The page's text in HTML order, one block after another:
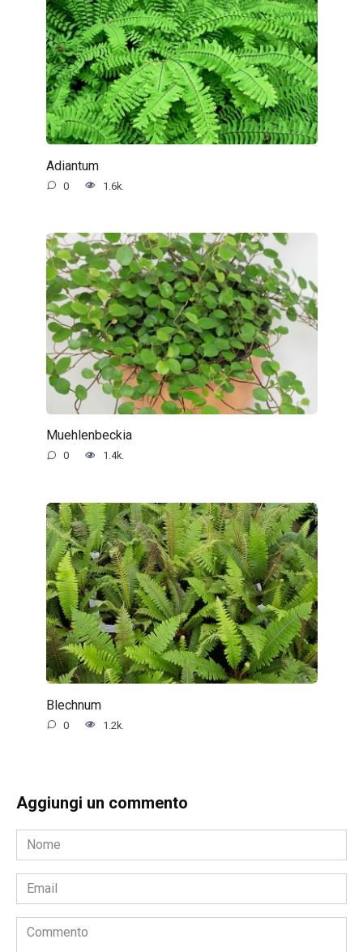
Adiantum
0 1.6k.
Muehlenbeckia
0 1.4k.
Blechnum
0 1.2k.
Aggiungi un commento
Nome
*
Email
*
Commento